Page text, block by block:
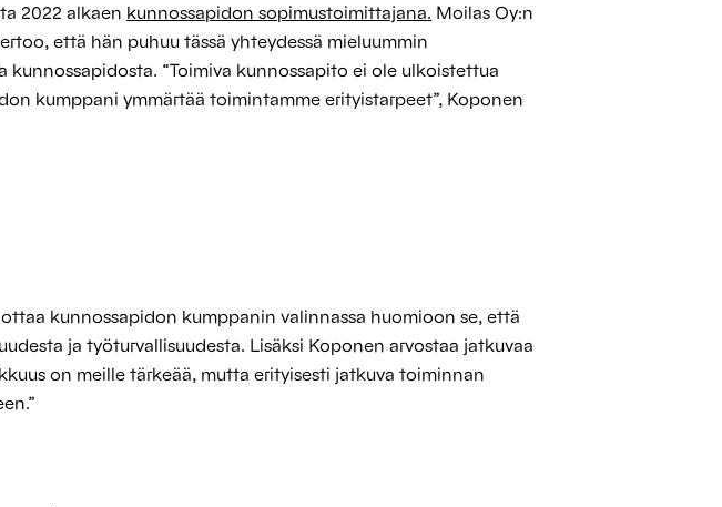
2022 alkaen kunnossapidon sopimustoimittajana. Moilas Oy:n
että hän puhuu tässä yhteydessä mieluummin
kunnossapidosta. “Toimiva kunnossapito ei ole ulkoistettua
kumppani ymmärtää toimintamme erityistarpeet”, Koponen
kunnossapidon kumppanin valinnassa huomioon se, että
ja työturvallisuudesta. Lisäksi Koponen arvostaa jatkuvaa
on meille tärkeää, mutta erityisesti jatkuva toiminnan